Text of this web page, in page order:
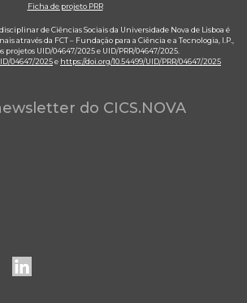
Ficha de projeto PRR
de Ciências Sociais da Universidade Nova de Lisboa é
através da FCT – Fundação para a Ciência e a Tecnologia, I.P.,
projetos UID/04647/2025 e UID/PRR/04647/2025.
04647/2025e https://doi.org/10.54499/UID/PRR/04647/2025
do CICS.NOVA